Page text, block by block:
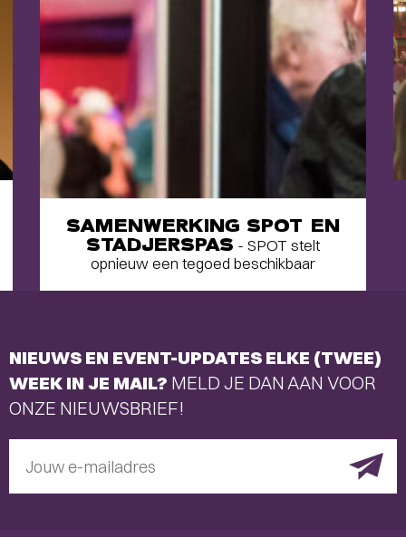
SAMENWERKING SPOT EN
STADJERSPAS - SPOT stelt
opnieuw een tegoed beschikbaar
NIEUWS EN EVENT-UPDATES ELKE (TWEE)
WEEK IN JE MAIL? MELD JE DAN AAN VOOR
ONZE NIEUWSBRIEF!
Jouw e-mailadres